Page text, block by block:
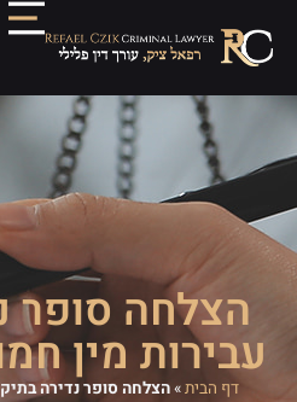
הצלחה סופר
עבירות מין
דף הבית»הצלחה סופר נדירה